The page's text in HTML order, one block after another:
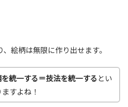
絵柄は無限に作り出せます。
統一する＝技法を統一する とい
すよね！